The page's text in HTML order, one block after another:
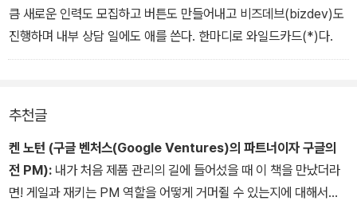
큼 새로운 인력도 모집하고 버튼도 만들어내고 비즈데브(bizdev)도
진행하며 내부 상담 일에도 애를 쓴다. 한마디로 와일드카드(*)다.
추천글
켄 노턴 (구글 벤처스(Google Ventures)의 파트너이자 구글의
전 PM): 내가 처음 제품 관리의 길에 들어섰을 때 이 책을 만났더라
면! 게일과 재키는 PM 역할을 어떻게 거머쥘 수 있는지에 대해서만